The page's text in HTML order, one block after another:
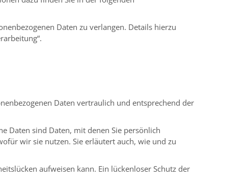
Daten zu verlangen. Details hierzu
Daten vertraulich und entsprechend der
Daten sind Daten, mit denen Sie persönlich
wir sie nutzen. Sie erläutert auch, wie und zu
aufweisen kann. Ein lückenloser Schutz der